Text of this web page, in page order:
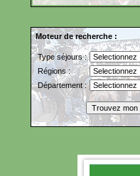
Moteur de recherche :
Type séjours :
Régions :
Département :